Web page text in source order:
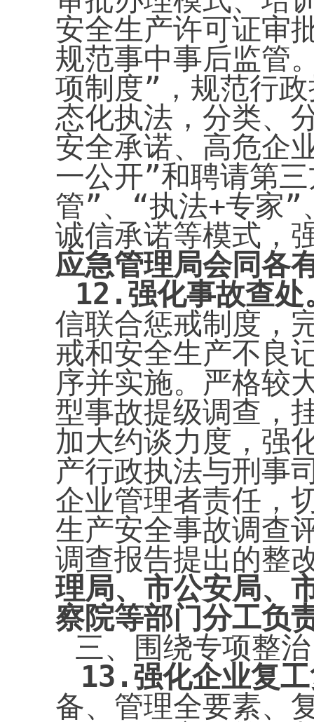
安全生产许可证审
规范事中事后监管
项制度”，规范行
态化执法，分类、
安全承诺、高危企
一公开”和聘请第
管”、“执法+专家”
诚信承诺等模式，
应急管理局会同各
12. 强化事故查处
信联合惩戒制度，
戒和安全生产不良
序并实施。严格较
型事故提级调查，
加大约谈力度，强
产行政执法与刑事
企业管理者责任，
生产安全事故调查
调查报告提出的整
理局、市公安局、
察院等部门分工负
三、围绕专项整
13. 强化企业复
备、管理全要素、